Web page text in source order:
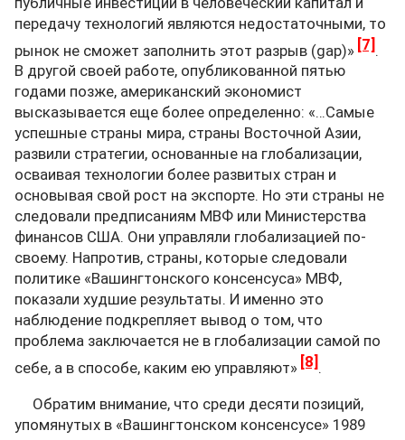
передачу технологий являются недостаточными, то
рынок не сможет заполнить этот разрыв (gap)» [7] .
В другой своей работе, опубликованной пятью
годами позже, американский экономист
высказывается еще более определенно: «…Самые
успешные страны мира, страны Восточной Азии,
развили стратегии, основанные на глобализации,
осваивая технологии более развитых стран и
основывая свой рост на экспорте. Но эти страны не
следовали предписаниям МВФ или Министерства
финансов США. Они управляли глобализацией по-
своему. Напротив, страны, которые следовали
политике «Вашингтонского консенсуса» МВФ,
показали худшие результаты. И именно это
наблюдение подкрепляет вывод о том, что
проблема заключается не в глобализации самой по
себе, а в способе, каким ею управляют» [8] .
Обратим внимание, что среди десяти позиций,
упомянутых в «Вашингтонском консенсусе» 1989